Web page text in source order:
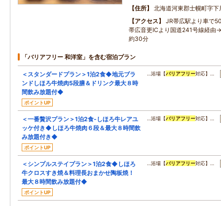
住所
北海道河東郡士幌町字
アクセス
JR帯広駅より車で
帯広音更ICより国道241号線経由
約30分
「バリアフリー 和洋室」を含む宿泊プラン
＜スタンダードプラン＞1泊2食◆地元ブラ
ンドしほろ牛焼肉5段膳＆ドリンク最大８時
間飲み放題付◆
ポイントUP
…浴場【バリアフリー対応】…
＜一番贅沢プラン＞1泊2食-しほろ牛レアユ
ッケ付き◆しほろ牛焼肉６段＆最大８時間飲
み放題付き◆
ポイントUP
…浴場【バリアフリー対応】…
＜シンプルステイプラン＞1泊2食◆しほろ
牛クロスすき焼＆料理長おまかせ陶板焼！
最大８時間飲み放題付◆
ポイントUP
…浴場【バリアフリー対応】…